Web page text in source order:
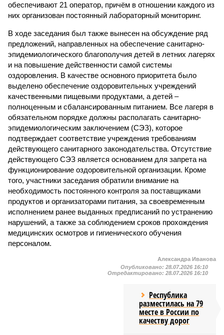
обеспечивают 21 оператор, причём в отношении каждого из
них организован постоянный лабораторный мониторинг.
В ходе заседания был также вынесен на обсуждение ряд
предложений, направленных на обеспечение санитарно-
эпидемиологического благополучия детей в летних лагерях
и на повышение действенности самой системы
оздоровления. В качестве основного приоритета было
выделено обеспечение оздоровительных учреждений
качественными пищевыми продуктами, а детей –
полноценным и сбалансированным питанием. Все лагеря в
обязательном порядке должны располагать санитарно-
эпидемиологическим заключением (СЭЗ), которое
подтверждает соответствие учреждения требованиям
действующего санитарного законодательства. Отсутствие
действующего СЭЗ является основанием для запрета на
функционирование оздоровительной организации. Кроме
того, участники заседания обратили внимание на
необходимость постоянного контроля за поставщиками
продуктов и организаторами питания, за своевременным
исполнением ранее выданных предписаний по устранению
нарушений, а также за соблюдением сроков прохождения
медицинских осмотров и гигиенического обучения
персоналом.
Александра Иванова
Опубликовано: 28.07.2026 16:10
Отредактировано: 28.07.2026 16:10
Республика
разместилась на 79
месте в России по
качеству дорог